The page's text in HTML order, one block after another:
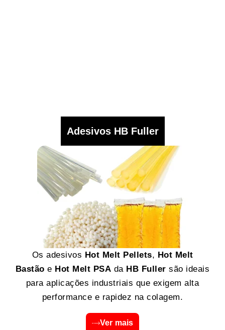
Adesivos HB Fuller
Os adesivos Hot Melt Pellets, Hot Melt
Bastão e Hot Melt PSA da HB Fuller são ideais
para aplicações industriais que exigem alta
performance e rapidez na colagem.
Ver mais